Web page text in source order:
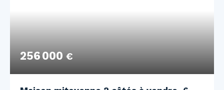
256 000 €